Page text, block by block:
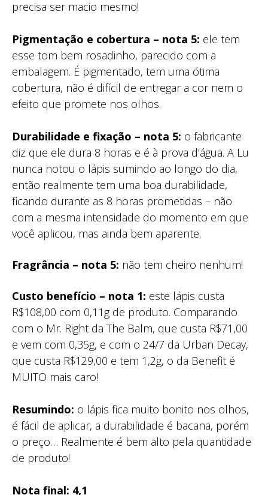
precisa ser macio mesmo!
Pigmentação e cobertura – nota 5: ele tem
esse tom bem rosadinho, parecido com a
embalagem. É pigmentado, tem uma ótima
cobertura, não é difícil de entregar a cor nem o
efeito que promete nos olhos.
Durabilidade e fixação – nota 5: o fabricante
diz que ele dura 8 horas e é à prova d’água. A Lu
nunca notou o lápis sumindo ao longo do dia,
então realmente tem uma boa durabilidade,
ficando durante as 8 horas prometidas – não
com a mesma intensidade do momento em que
você aplicou, mas ainda bem aparente.
Fragrância – nota 5: não tem cheiro nenhum!
Custo benefício – nota 1: este lápis custa
R$108,00 com 0,11g de produto. Comparando
com o Mr. Right da The Balm, que custa R$71,00
e vem com 0,35g, e com o 24/7 da Urban Decay,
que custa R$129,00 e tem 1,2g, o da Benefit é
MUITO mais caro!
Resumindo: o lápis fica muito bonito nos olhos,
é fácil de aplicar, a durabilidade é bacana, porém
o preço… Realmente é bem alto pela quantidade
de produto!
Nota final: 4,1